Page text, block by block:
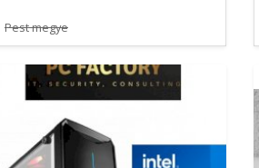
Pest megye